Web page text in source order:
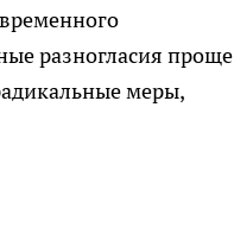
разногласия проще
меры,